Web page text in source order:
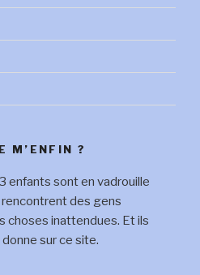
M’ENFIN ?
enfants sont en vadrouille
des gens
choses inattendues. Et ils
sur ce site.